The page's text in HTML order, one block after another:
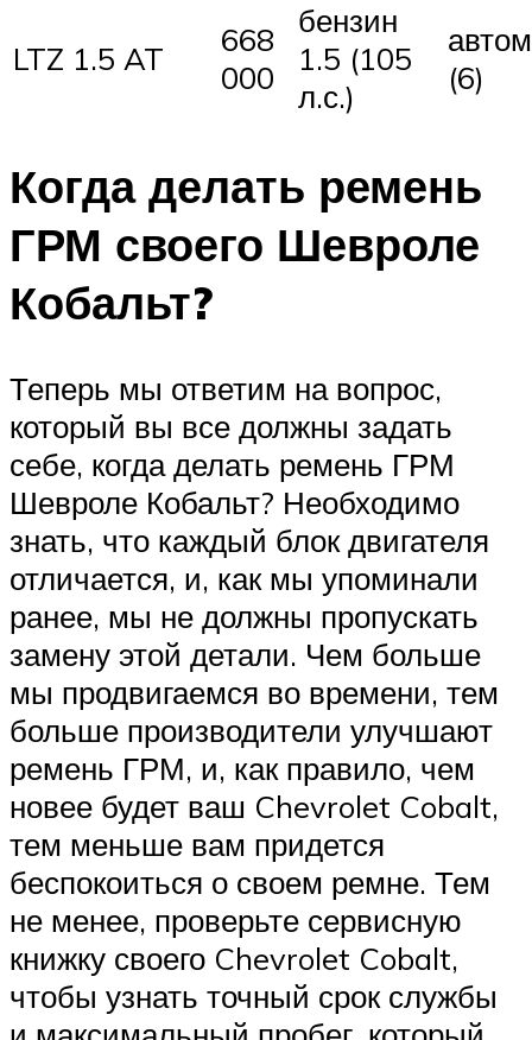
LTZ 1.5 AT
668
000
бензин
1.5 (105
л.с.)
(6)
Когда делать ремень
ГРМ своего Шевроле
Кобальт?
Теперь мы ответим на вопрос,
который вы все должны задать
себе, когда делать ремень ГРМ
Шевроле Кобальт? Необходимо
знать, что каждый блок двигателя
отличается, и, как мы упоминали
ранее, мы не должны пропускать
замену этой детали. Чем больше
мы продвигаемся во времени, тем
больше производители улучшают
ремень ГРМ, и, как правило, чем
новее будет ваш Chevrolet Cobalt,
тем меньше вам придется
беспокоиться о своем ремне. Тем
не менее, проверьте сервисную
книжку своего Chevrolet Cobalt,
чтобы узнать точный срок службы